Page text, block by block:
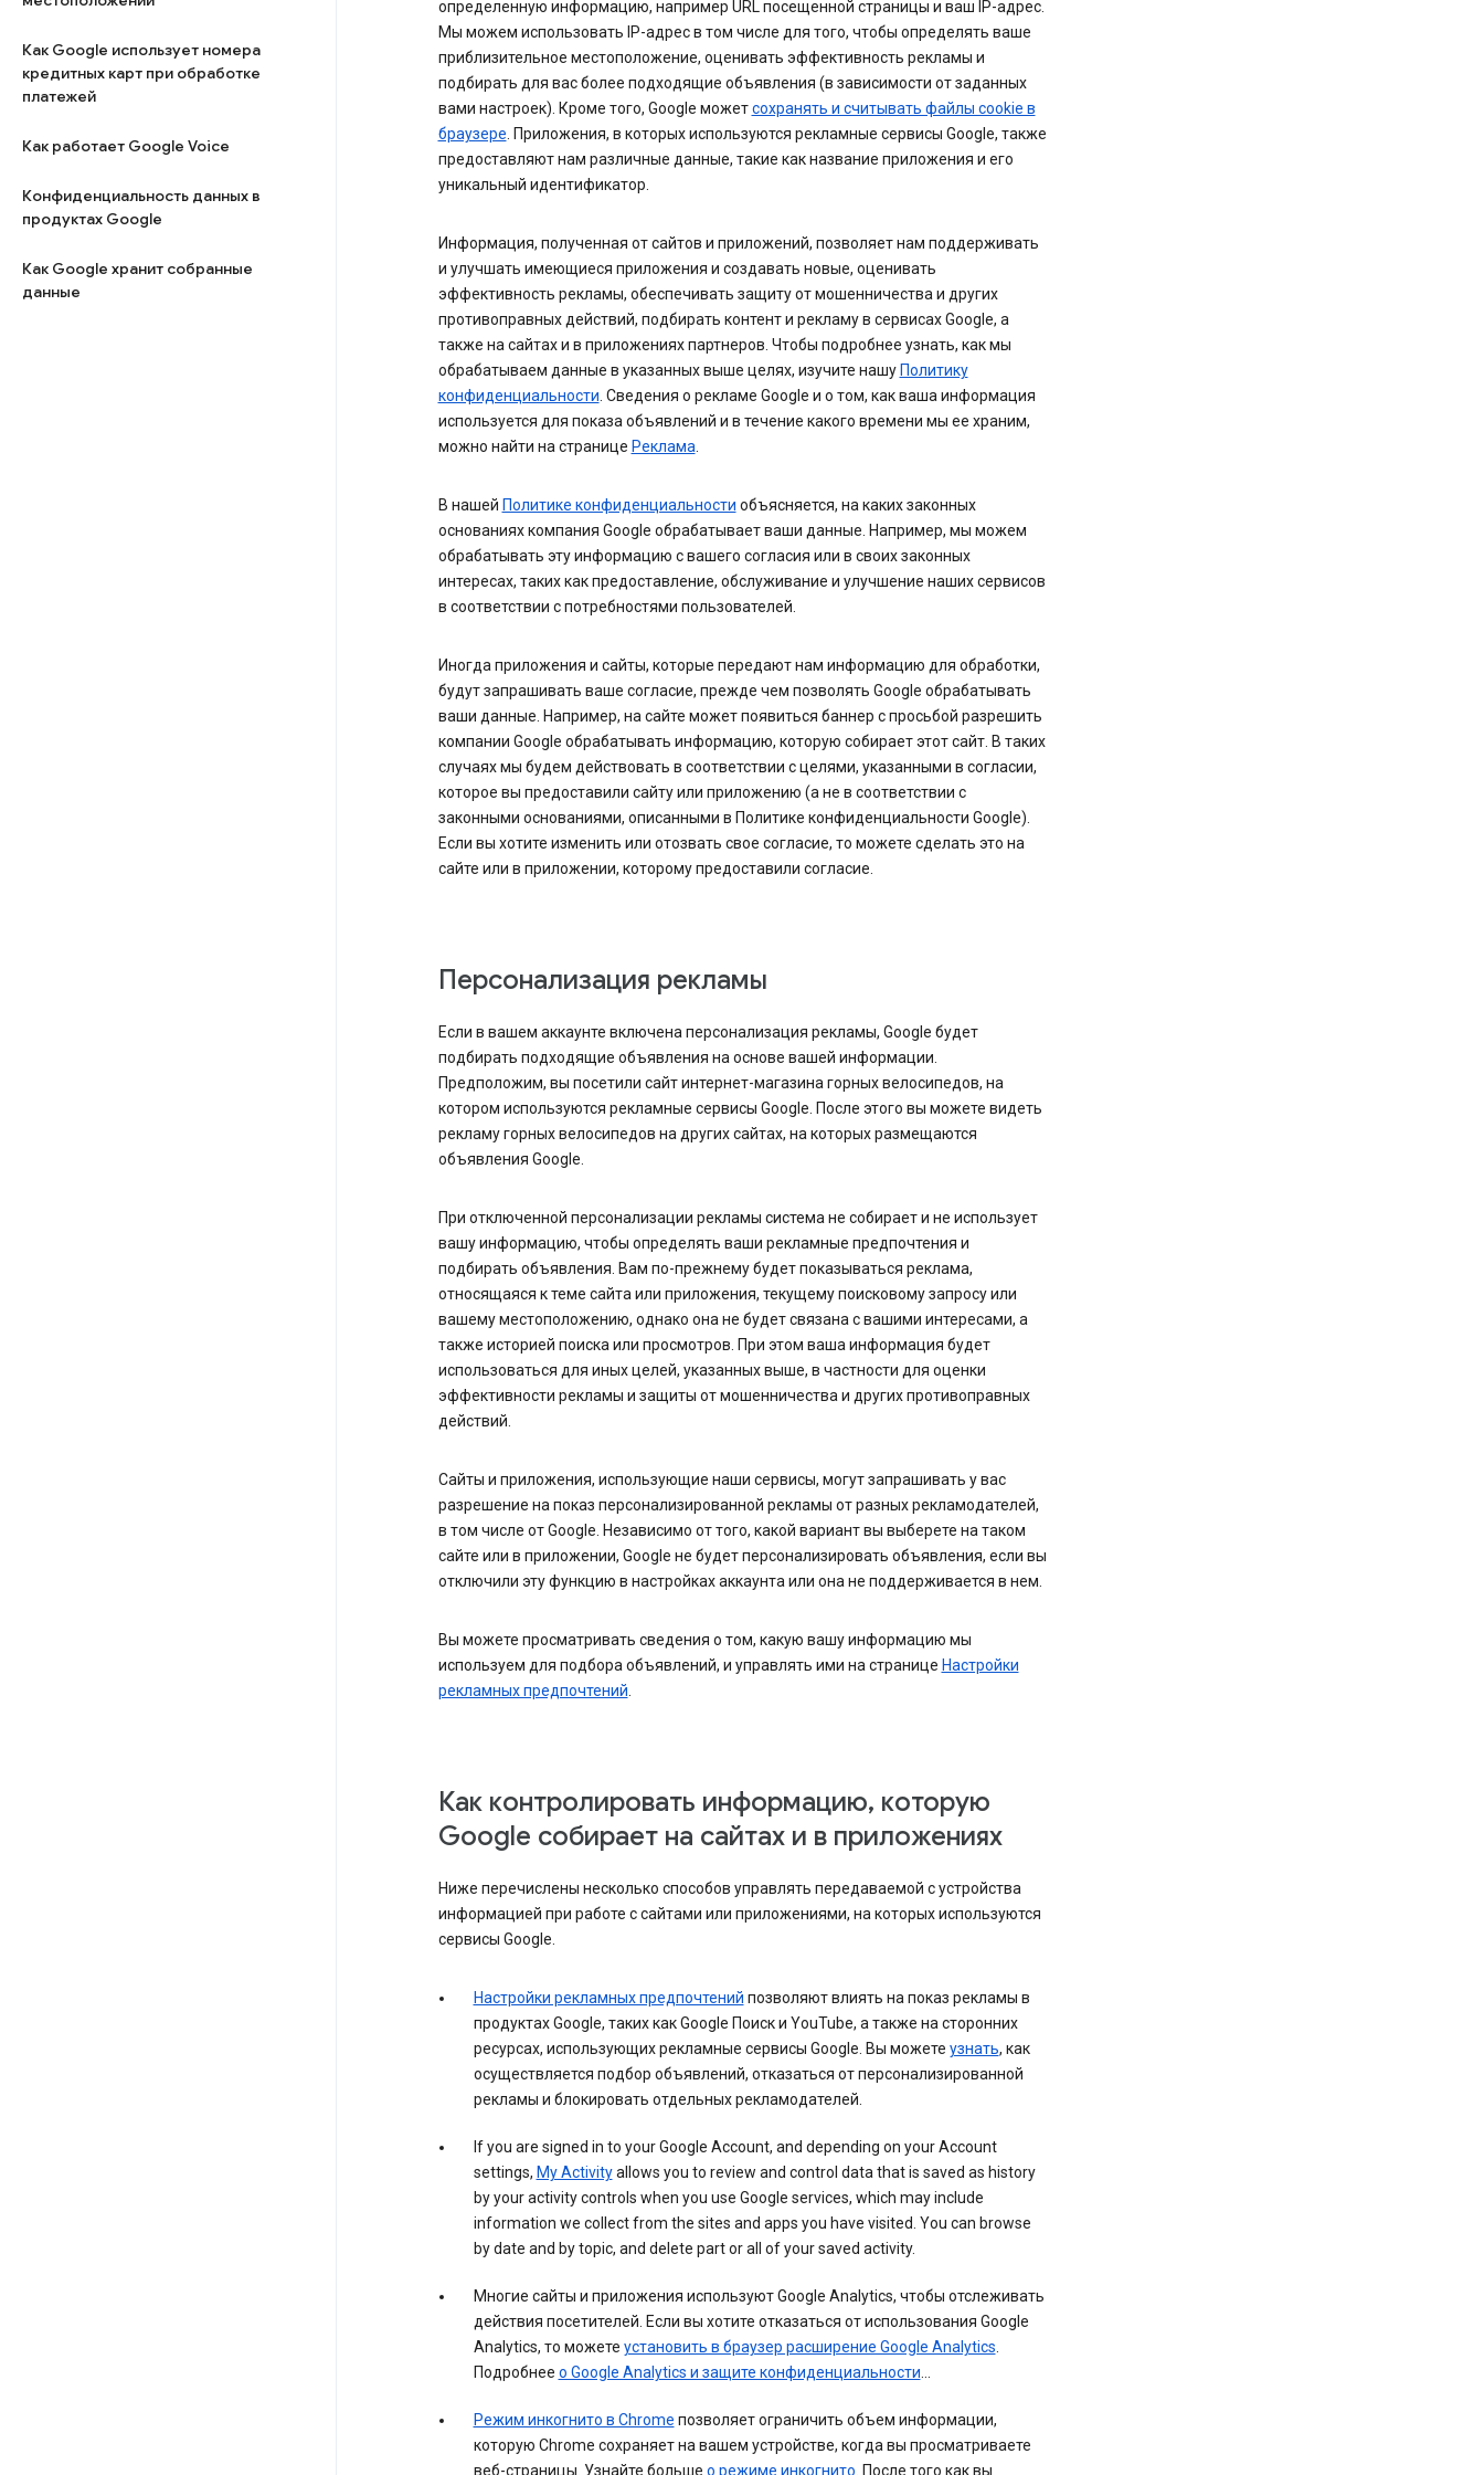
Как Google использует номера
кредитных карт при обработке
платежей
Как работает Google Voice
Конфиденциальность данных в
продуктах Google
Как Google хранит собранные
данные
определенную информацию, например URL посещенной страницы и ваш IP-адрес.
Мы можем использовать IP-адрес в том числе для того, чтобы определять ваше
приблизительное местоположение, оценивать эффективность рекламы и
подбирать для вас более подходящие объявления (в зависимости от заданных
вами настроек). Кроме того, Google можетсохранять и считывать файлы cookie в
браузере. Приложения, в которых используются рекламные сервисы Google, также
предоставляют нам различные данные, такие как название приложения и его
уникальный идентификатор.
Информация, полученная от сайтов и приложений, позволяет нам поддерживать
и улучшать имеющиеся приложения и создавать новые, оценивать
эффективность рекламы, обеспечивать защиту от мошенничества и других
противоправных действий, подбирать контент и рекламу в сервисах Google, а
также на сайтах и в приложениях партнеров. Чтобы подробнее узнать, как мы
обрабатываем данные в указанных выше целях, изучите нашу Политику
конфиденциальности. Сведения о рекламе Google и о том, как ваша информация
используется для показа объявлений и в течение какого времени мы ее храним,
можно найти на странице Реклама.
В нашей Политике конфиденциальности объясняется, на каких законных
основаниях компания Google обрабатывает ваши данные. Например, мы можем
обрабатывать эту информацию с вашего согласия или в своих законных
интересах, таких как предоставление, обслуживание и улучшение наших сервисов
в соответствии с потребностями пользователей.
Иногда приложения и сайты, которые передают нам информацию для обработки,
будут запрашивать ваше согласие, прежде чем позволять Google обрабатывать
ваши данные. Например, на сайте может появиться баннер с просьбой разрешить
компании Google обрабатывать информацию, которую собирает этот сайт. В таких
случаях мы будем действовать в соответствии с целями, указанными в согласии,
которое вы предоставили сайту или приложению (а не в соответствии с
законными основаниями, описанными в Политике конфиденциальности Google).
Если вы хотите изменить или отозвать свое согласие, то можете сделать это на
сайте или в приложении, которому предоставили согласие.
Персонализация рекламы
Если в вашем аккаунте включена персонализация рекламы, Google будет
подбирать подходящие объявления на основе вашей информации.
Предположим, вы посетили сайт интернет-магазина горных велосипедов, на
котором используются рекламные сервисы Google. После этого вы можете видеть
рекламу горных велосипедов на других сайтах, на которых размещаются
объявления Google.
При отключенной персонализации рекламы система не собирает и не использует
вашу информацию, чтобы определять ваши рекламные предпочтения и
подбирать объявления. Вам по-прежнему будет показываться реклама,
относящаяся к теме сайта или приложения, текущему поисковому запросу или
вашему местоположению, однако она не будет связана с вашими интересами, а
также историей поиска или просмотров. При этом ваша информация будет
использоваться для иных целей, указанных выше, в частности для оценки
эффективности рекламы и защиты от мошенничества и других противоправных
действий.
Сайты и приложения, использующие наши сервисы, могут запрашивать у вас
разрешение на показ персонализированной рекламы от разных рекламодателей,
в том числе от Google. Независимо от того, какой вариант вы выберете на таком
сайте или в приложении, Google не будет персонализировать объявления, если вы
отключили эту функцию в настройках аккаунта или она не поддерживается в нем.
Вы можете просматривать сведения о том, какую вашу информацию мы
используем для подбора объявлений, и управлять ими на странице Настройки
рекламных предпочтений.
Как контролировать информацию, которую
Google собирает на сайтах и в приложениях
Ниже перечислены несколько способов управлять передаваемой с устройства
информацией при работе с сайтами или приложениями, на которых используются
сервисы Google.
Настройки рекламных предпочтений позволяют влиять на показ рекламы в
продуктах Google, таких как Google Поиск и YouTube, а также на сторонних
ресурсах, использующих рекламные сервисы Google. Вы можете узнать, как
осуществляется подбор объявлений, отказаться от персонализированной
рекламы и блокировать отдельных рекламодателей.
If you are signed in to your Google Account, and depending on your Account
settings, My Activityallows you to review and control data that is saved as history
by your activity controls when you use Google services, which may include
information we collect from the sites and apps you have visited. You can browse
by date and by topic, and delete part or all of your saved activity.
Многие сайты и приложения используют Google Analytics, чтобы отслеживать
действия посетителей. Если вы хотите отказаться от использования Google
Analytics, то можете установить в браузер расширение Google Analytics.
Подробнее о Google Analytics и защите конфиденциальности…
Режим инкогнито в Chrome позволяет ограничить объем информации,
которую Chrome сохраняет на вашем устройстве, когда вы просматриваете
веб-страницы. Узнайте больше о режиме инкогнито . После того как вы